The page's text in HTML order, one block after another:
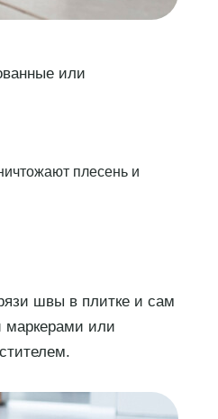
или
плесень и
швы в плитке и сам
маркерами или